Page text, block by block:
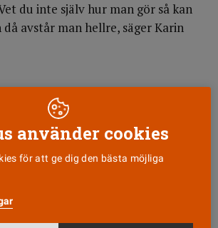
du inte själv hur man gör så kan
då avstår man hellre, säger Karin
TESTIKLARNA
vid en bestämd tidpunkt varje
det blir lättare att upptäcka om
använder cookies
för att ge dig den bästa möjliga